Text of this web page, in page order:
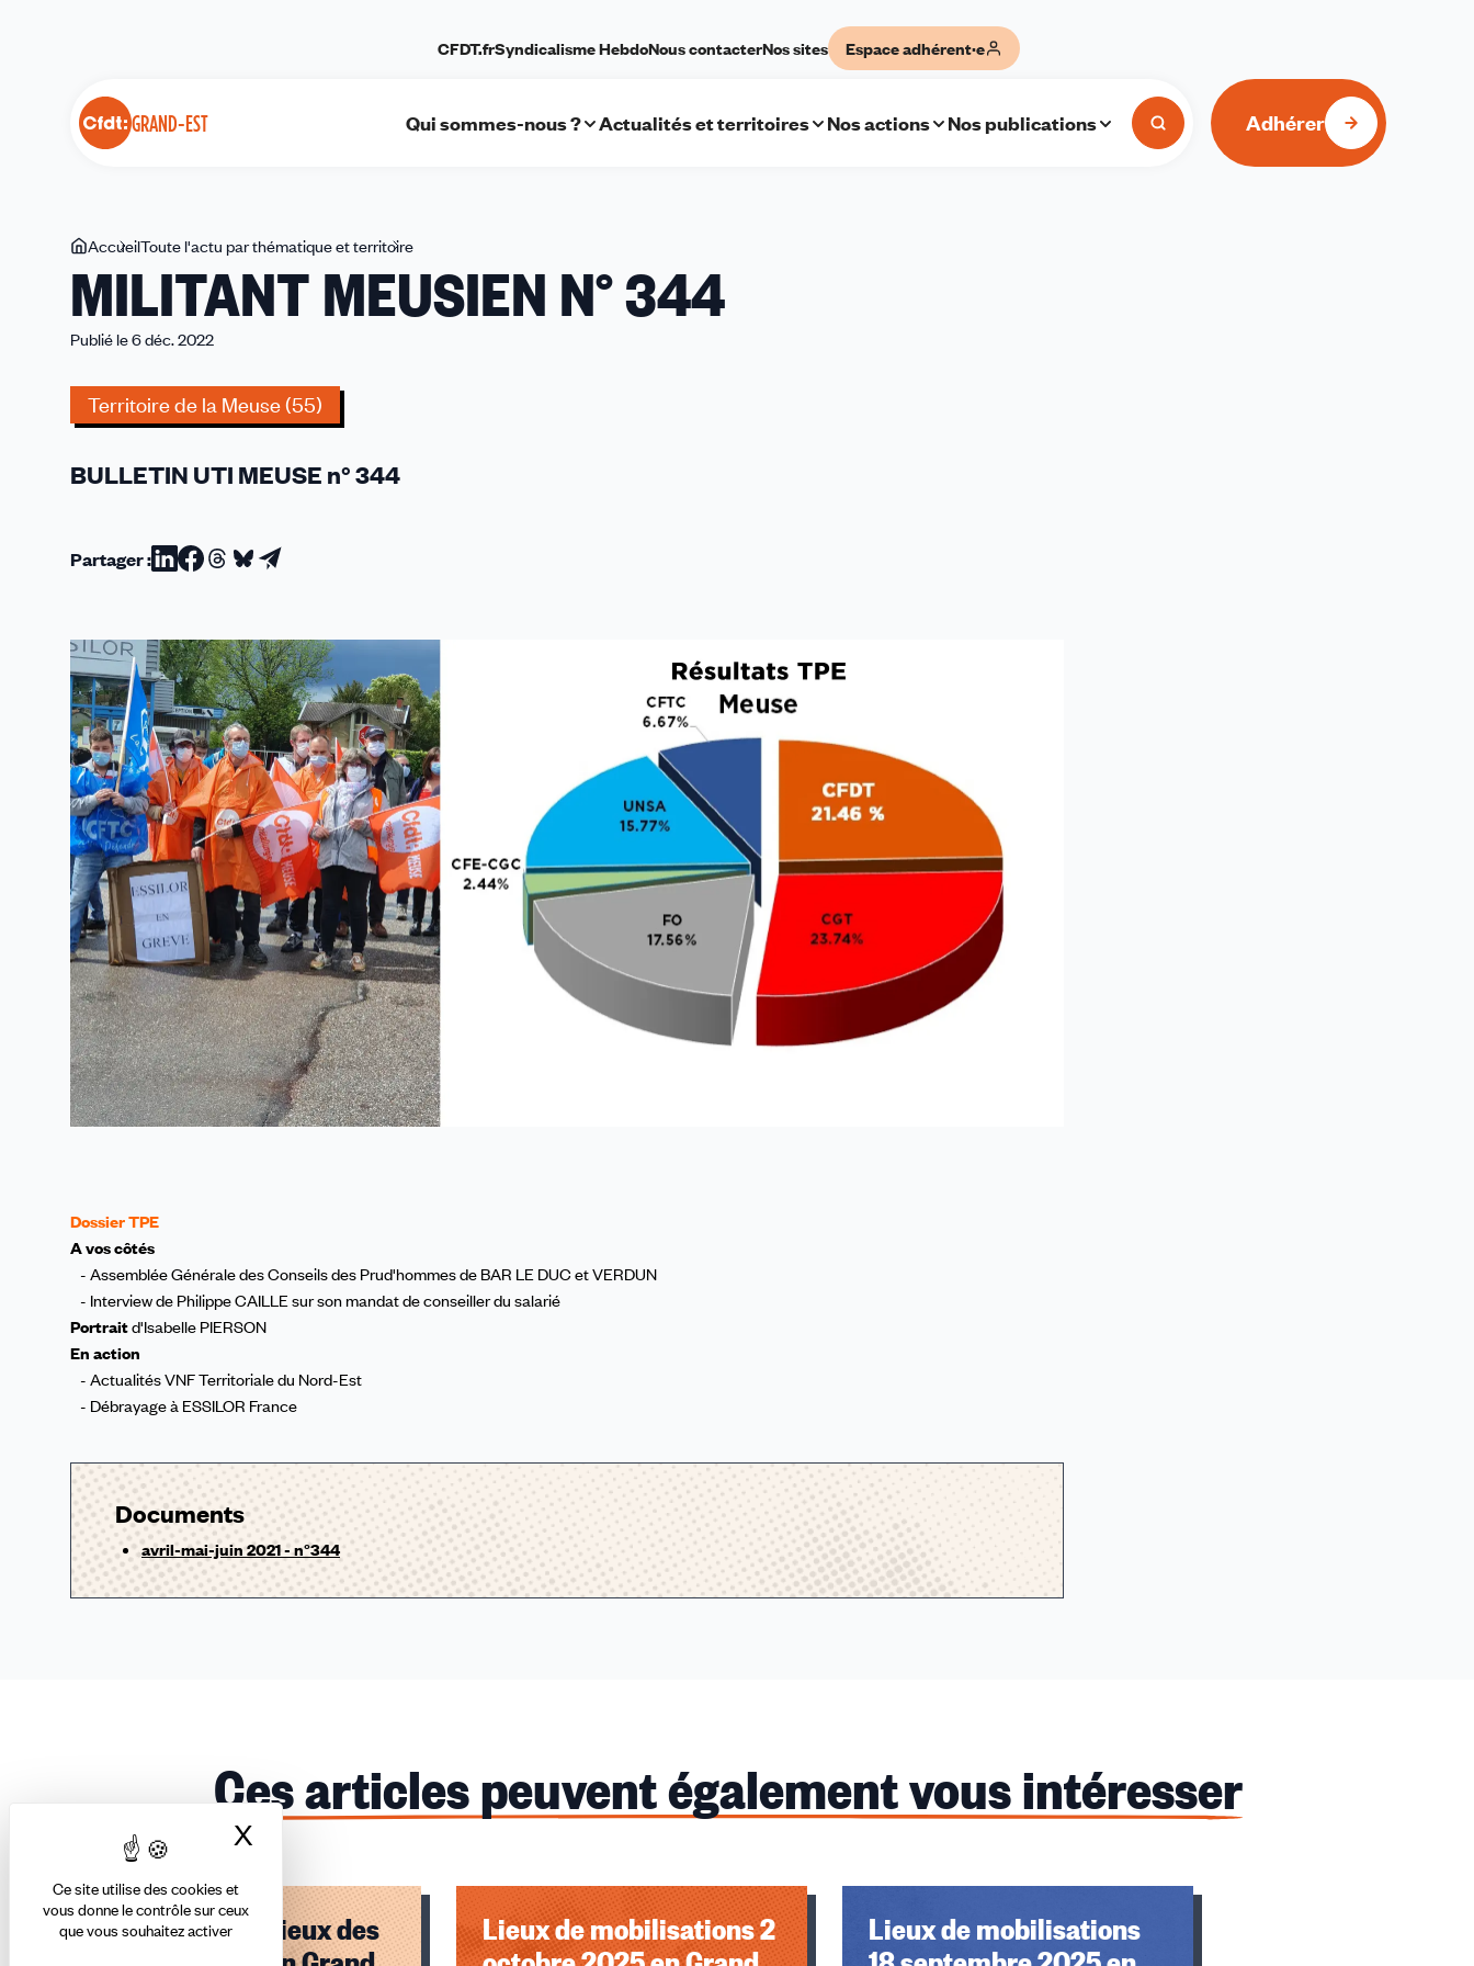
Ce site utilise des cookies et
vous donne le contrôle sur ceux
que vous souhaitez activer
X
GRAND-EST
CFDT.frSyndicalisme HebdoNous contacterNos sites Espace adhérent·e
Qui sommes-nous ? Actualités et territoires Nos actions Nos publications Adhérer
Vous
êtes
ici
AccueilToute l'actu par thématique et territoire
MEUSIEN
N°
MILITANT MEUSIEN N° 344
Publié le 6 déc. 2022
Territoire de la Meuse (55)
BULLETIN UTI MEUSE n° 344
Partager :Partager
Linkedin
Partager
Facebook
Partager
Threads
Partager
Bluesky
Partager
email
Dossier TPE
A vos côtés
- Assemblée Générale des Conseils des Prud'hommes de BAR LE DUC et VERDUN
- Interview de Philippe CAILLE sur son mandat de conseiller du salarié
Portraitd'Isabelle PIERSON
En action
- Actualités VNF Territoriale du Nord-Est
- Débrayage à ESSILOR France
Documents
avril-mai-juin 2021 - n°344
Ces articles peuvent également vous intéresser
1er mai 2026 : lieux des
Lieux de mobilisations 2
Lieux de mobilisations